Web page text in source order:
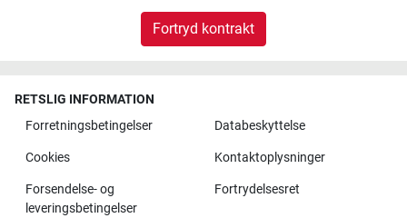
Fortryd kontrakt
RETSLIG INFORMATION
Forretningsbetingelser
Databeskyttelse
Cookies Kontaktoplysninger
Forsendelse- og
leveringsbetingelser
Fortrydelsesret